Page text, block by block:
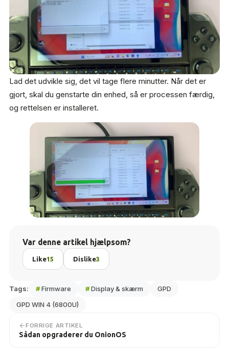
Lad det udvikle sig, det vil tage flere minutter. Når det er
gjort, skal du genstarte din enhed, så er processen færdig,
og rettelsen er installeret.
Var denne artikel hjælpsom?
Like15 Dislike3
Tags: #Firmware #Display & skærm
GPD
GPD WIN 4 (6800U)
FORRIGE ARTIKEL
Sådan opgraderer du OnionOS